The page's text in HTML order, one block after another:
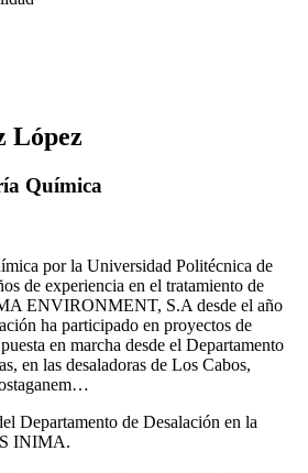
López
Química
por la Universidad Politécnica de
de experiencia en el tratamiento de
ENVIRONMENT, S.A desde el año
ha participado en proyectos de
en marcha desde el Departamento
en las desaladoras de Los Cabos,
Departamento de Desalación en la
INIMA.